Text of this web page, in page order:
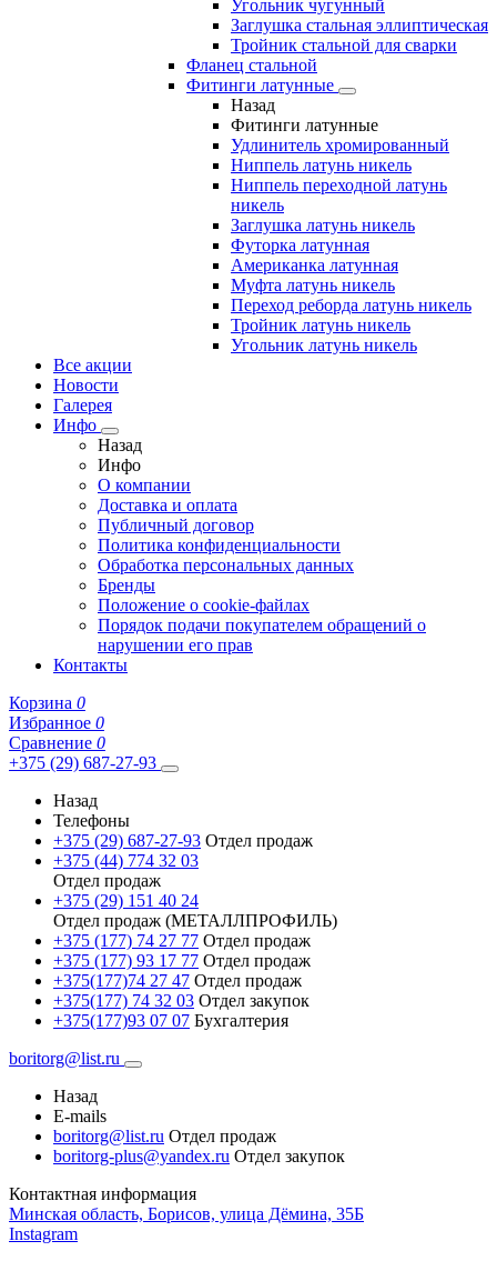
Угольник чугунный
Заглушка стальная эллиптическая
Тройник стальной для сварки
Фланец стальной
Фитинги латунные
Назад
Фитинги латунные
Удлинитель хромированный
Ниппель латунь никель
Ниппель переходной латунь
никель
Заглушка латунь никель
Футорка латунная
Американка латунная
Муфта латунь никель
Переход реборда латунь никель
Тройник латунь никель
Угольник латунь никель
Все акции
Новости
Галерея
Инфо
Назад
Инфо
О компании
Доставка и оплата
Публичный договор
Политика конфиденциальности
Обработка персональных данных
Бренды
Положение о cookie-файлах
Порядок подачи покупателем обращений о
нарушении его прав
Контакты
Корзина 0
Избранное 0
Сравнение 0
+375 (29) 687-27-93
Назад
Телефоны
+375 (29) 687-27-93 Отдел продаж
+375 (44) 774 32 03
Отдел продаж
+375 (29) 151 40 24
Отдел продаж (МЕТАЛЛПРОФИЛЬ)
+375 (177) 74 27 77 Отдел продаж
+375 (177) 93 17 77 Отдел продаж
+375(177)74 27 47 Отдел продаж
+375(177) 74 32 03 Отдел закупок
+375(177)93 07 07 Бухгалтерия
boritorg@list.ru
Назад
E-mails
boritorg@list.ru Отдел продаж
boritorg-plus@yandex.ru Отдел закупок
Контактная информация
Минская область, Борисов, улица Дёмина, 35Б
Instagram